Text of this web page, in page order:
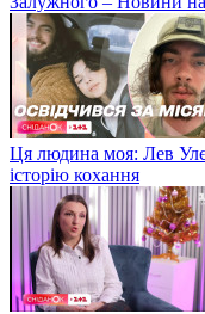
Ця людина моя: Лев
історію кохання